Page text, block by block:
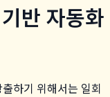
반 자동화
하기 위해서는 일회